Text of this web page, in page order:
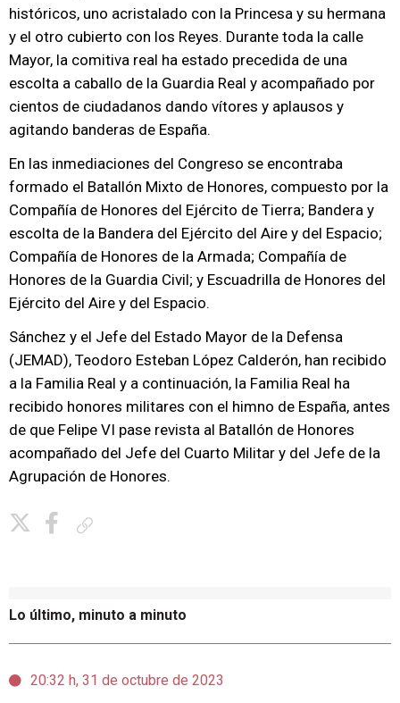
históricos, uno acristalado con la Princesa y su hermana
y el otro cubierto con los Reyes. Durante toda la calle
Mayor, la comitiva real ha estado precedida de una
escolta a caballo de la Guardia Real y acompañado por
cientos de ciudadanos dando vítores y aplausos y
agitando banderas de España.
En las inmediaciones del Congreso se encontraba
formado el Batallón Mixto de Honores, compuesto por la
Compañía de Honores del Ejército de Tierra; Bandera y
escolta de la Bandera del Ejército del Aire y del Espacio;
Compañía de Honores de la Armada; Compañía de
Honores de la Guardia Civil; y Escuadrilla de Honores del
Ejército del Aire y del Espacio.
Sánchez y el Jefe del Estado Mayor de la Defensa
(JEMAD), Teodoro Esteban López Calderón, han recibido
a la Familia Real y a continuación, la Familia Real ha
recibido honores militares con el himno de España, antes
de que Felipe VI pase revista al Batallón de Honores
acompañado del Jefe del Cuarto Militar y del Jefe de la
Agrupación de Honores.
Lo último, minuto a minuto
20:32 h, 31 de octubre de 2023